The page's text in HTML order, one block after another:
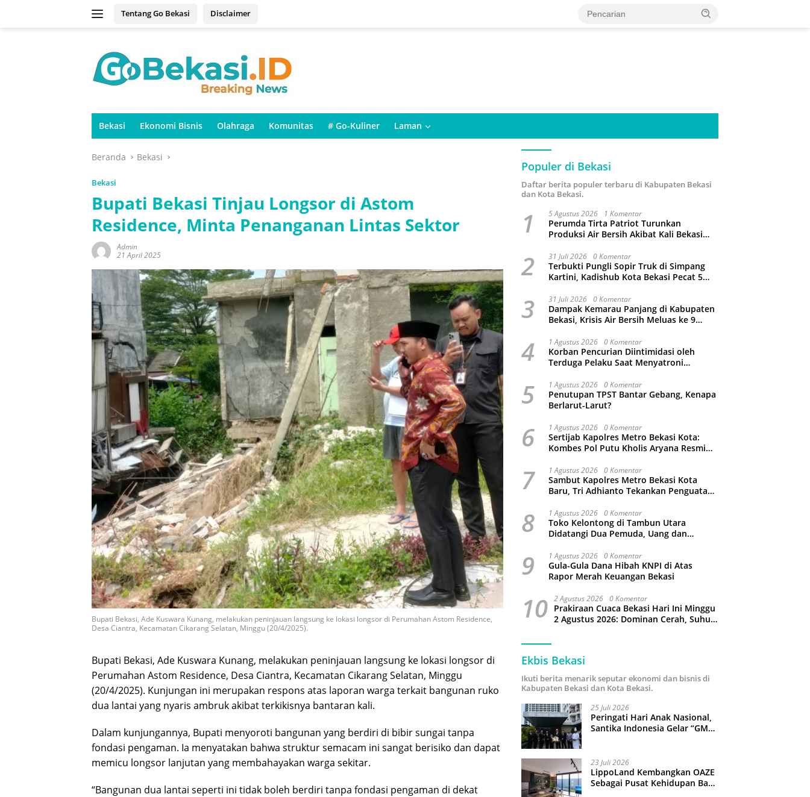
Tentang Go Bekasi Disclaimer
Bekasi Ekonomi Bisnis Olahraga Komunitas # Go-Kuliner Laman
Beranda Bekasi
Bekasi
Bupati Bekasi Tinjau Longsor di Astom
Residence, Minta Penanganan Lintas Sektor
Admin
21 April 2025
Bupati Bekasi, Ade Kuswara Kunang, melakukan peninjauan langsung ke lokasi longsor di Perumahan Astom Residence,
Desa Ciantra, Kecamatan Cikarang Selatan, Minggu (20/4/2025).
Bupati Bekasi, Ade Kuswara Kunang, melakukan peninjauan langsung ke lokasi longsor di
Perumahan Astom Residence, Desa Ciantra, Kecamatan Cikarang Selatan, Minggu
(20/4/2025). Kunjungan ini merupakan respons atas laporan warga terkait bangunan ruko
dua lantai yang nyaris ambruk akibat terkikisnya bantaran kali.
Dalam kunjungannya, Bupati menyoroti bangunan yang berdiri di bibir sungai tanpa
fondasi pengaman. Ia menyatakan bahwa struktur semacam ini sangat berisiko dan dapat
memicu longsor lanjutan yang membahayakan warga sekitar.
“Bangunan dua lantai seperti ini tidak boleh berdiri tanpa fondasi pengaman di dekat
Populer di Bekasi
Daftar berita populer terbaru di Kabupaten Bekasi
dan Kota Bekasi.
1 5 Agustus 2026 1 Komentar
Perumda Tirta Patriot Turunkan
Produksi Air Bersih Akibat Kali Bekasi
2 31 Juli 2026 0 Komentar
Terbukti Pungli Sopir Truk di Simpang
Kartini, Kadishub Kota Bekasi Pecat 5
3 31 Juli 2026 0 Komentar
Dampak Kemarau Panjang di Kabupaten
Bekasi, Krisis Air Bersih Meluas ke 9
4 1 Agustus 2026 0 Komentar
Korban Pencurian Diintimidasi oleh
Terduga Pelaku Saat Menyatroni
Malah Ikut-Ikutan!
5 1 Agustus 2026 0 Komentar
Penutupan TPST Bantar Gebang, Kenapa
Berlarut-Larut?
6 1 Agustus 2026 0 Komentar
Sertijab Kapolres Metro Bekasi Kota:
Kombes Pol Putu Kholis Aryana Resmi
Bintoro
7 1 Agustus 2026 0 Komentar
Sambut Kapolres Metro Bekasi Kota
Baru, Tri Adhianto Tekankan Penguatan
8 1 Agustus 2026 0 Komentar
Toko Kelontong di Tambun Utara
Didatangi Dua Pemuda, Uang dan
9 1 Agustus 2026 0 Komentar
Gula-Gula Dana Hibah KNPI di Atas
Rapor Merah Keuangan Bekasi
10 2 Agustus 2026 0 Komentar
Prakiraan Cuaca Bekasi Hari Ini Minggu
2 Agustus 2026: Dominan Cerah, Suhu
Ekbis Bekasi
Ikuti berita menarik seputar ekonomi dan bisnis di
Kabupaten Bekasi dan Kota Bekasi.
25 Juli 2026
Peringati Hari Anak Nasional,
Santika Indonesia Gelar “GM
23 Juli 2026
LippoLand Kembangkan OAZE
Sebagai Pusat Kehidupan Baru